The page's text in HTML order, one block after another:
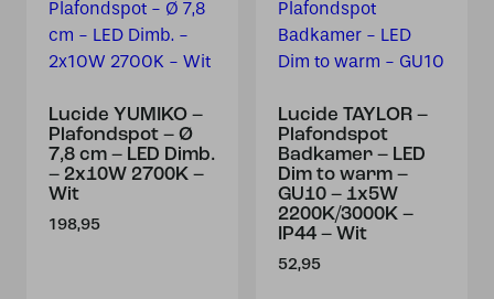
Lucide YUMIKO –
Plafondspot – Ø
7,8 cm – LED Dimb.
– 2x10W 2700K –
Wit
198,95
Lucide TAYLOR –
Plafondspot
Badkamer – LED
Dim to warm –
GU10 – 1x5W
2200K/3000K –
IP44 – Wit
52,95